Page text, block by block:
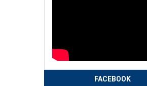
FACEBOOK